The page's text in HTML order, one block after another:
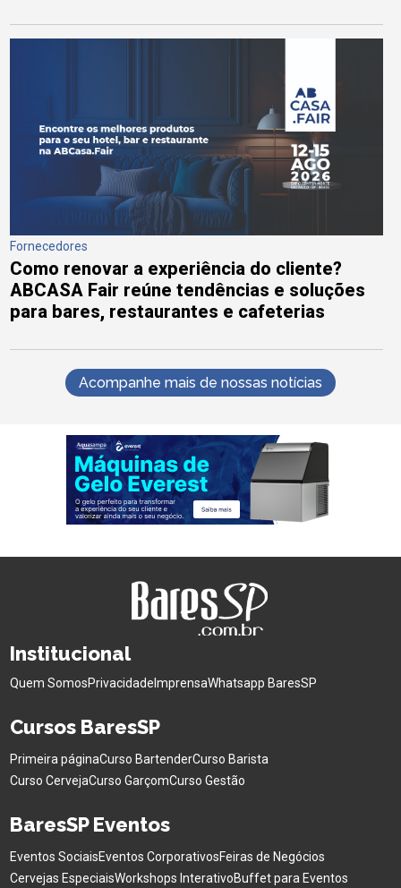
Fornecedores
Como renovar a experiência do cliente?
ABCASA Fair reúne tendências e soluções
para bares, restaurantes e cafeterias
Acompanhe mais de nossas notícias
Institucional
Quem SomosPrivacidade ImprensaWhatsapp BaresSP
Cursos BaresSP
Primeira páginaCurso BartenderCurso Barista
Curso CervejaCurso GarçomCurso Gestão
BaresSP Eventos
Eventos SociaisEventos CorporativosFeiras de Negócios
Cervejas EspeciaisWorkshops InterativoBuffet para Eventos